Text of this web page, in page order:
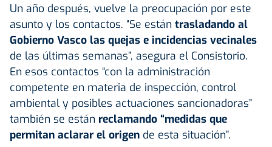
Un año después, vuelve la preocupación por este
asunto y los contactos. “Se están trasladando al
Gobierno Vasco las quejas e incidencias vecinales
de las últimas semanas”, asegura el Consistorio.
En esos contactos “con la administración
competente en materia de inspección, control
ambiental y posibles actuaciones sancionadoras”
también se están reclamando “medidas que
permitan aclarar el origen de esta situación”.